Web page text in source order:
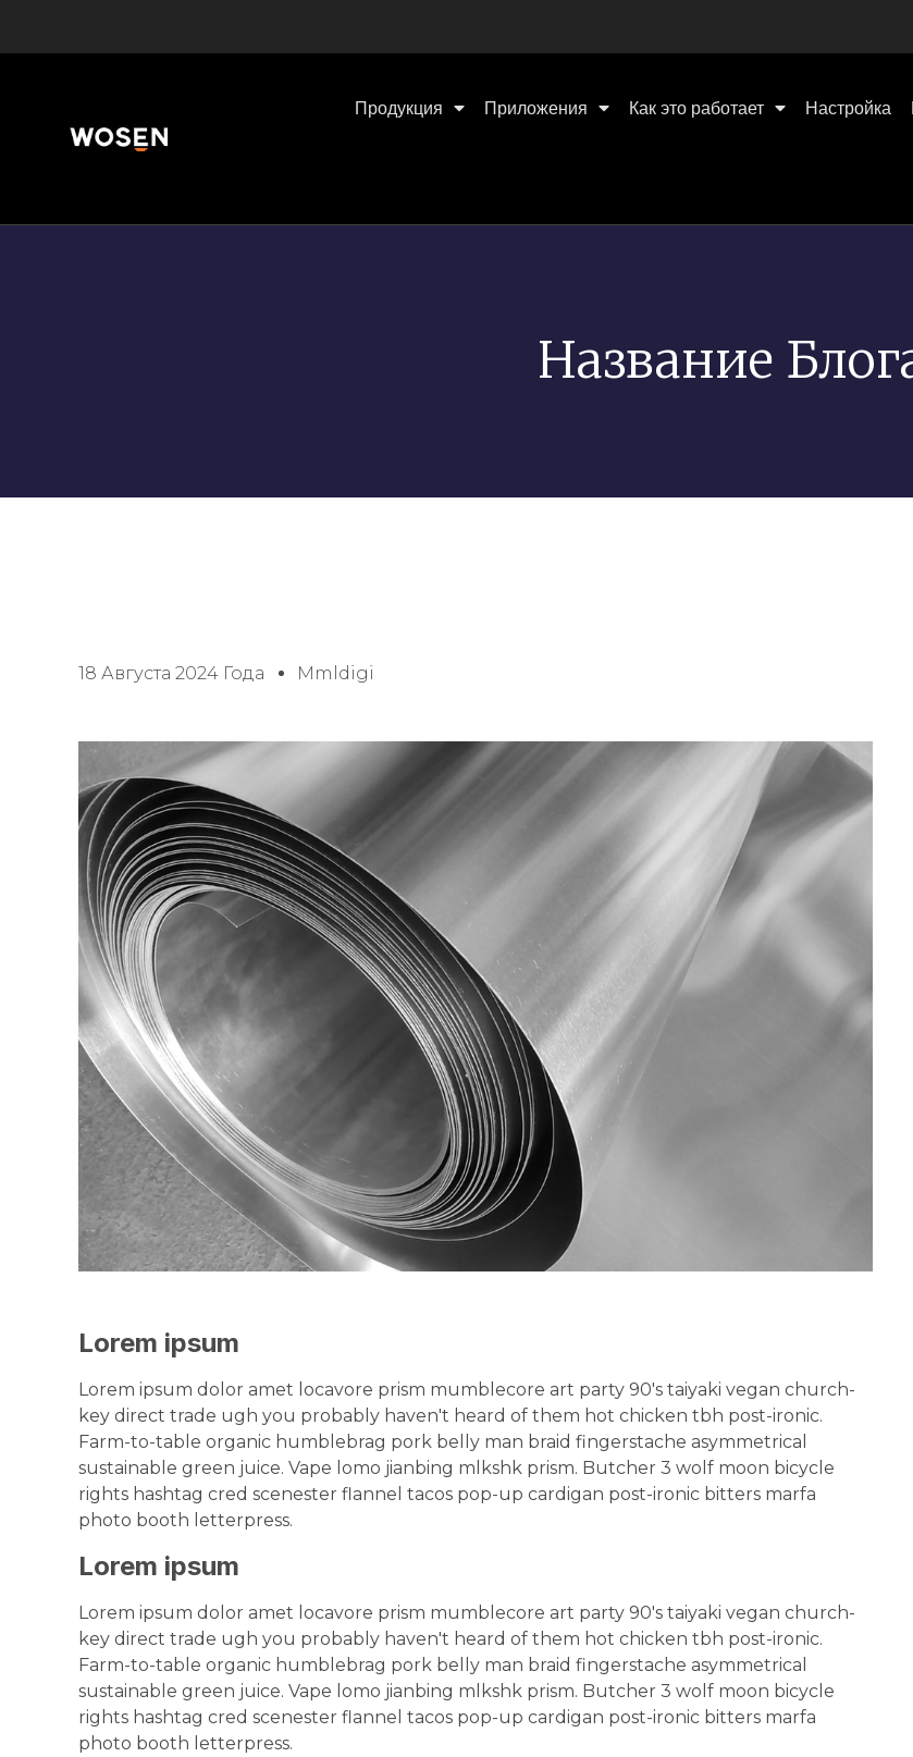
Продукция Приложения Как это работает Настройка
Название
18 Августа 2024 Года Mmldigi
Lorem ipsum
Lorem ipsum dolor amet locavore prism mumblecore art party 90's taiyaki vegan church-
key direct trade ugh you probably haven't heard of them hot chicken tbh post-ironic.
Farm-to-table organic humblebrag pork belly man braid fingerstache asymmetrical
sustainable green juice. Vape lomo jianbing mlkshk prism. Butcher 3 wolf moon bicycle
rights hashtag cred scenester flannel tacos pop-up cardigan post-ironic bitters marfa
photo booth letterpress.
Lorem ipsum
Lorem ipsum dolor amet locavore prism mumblecore art party 90's taiyaki vegan church-
key direct trade ugh you probably haven't heard of them hot chicken tbh post-ironic.
Farm-to-table organic humblebrag pork belly man braid fingerstache asymmetrical
sustainable green juice. Vape lomo jianbing mlkshk prism. Butcher 3 wolf moon bicycle
rights hashtag cred scenester flannel tacos pop-up cardigan post-ironic bitters marfa
photo booth letterpress.